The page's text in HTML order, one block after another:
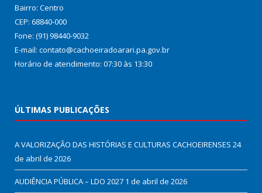
Bairro: Centro
CEP: 68840-000
Fone: (91) 98440-9032
E-mail: contato@cachoeiradoarari.pa.gov.br
Horário de atendimento: 07:30 às 13:30
ÚLTIMAS PUBLICAÇÕES
A VALORIZAÇÃO DAS HISTÓRIAS E CULTURAS CACHOEIRENSES 24
de abril de 2026
AUDIÊNCIA PÚBLICA – LDO 2027 1 de abril de 2026